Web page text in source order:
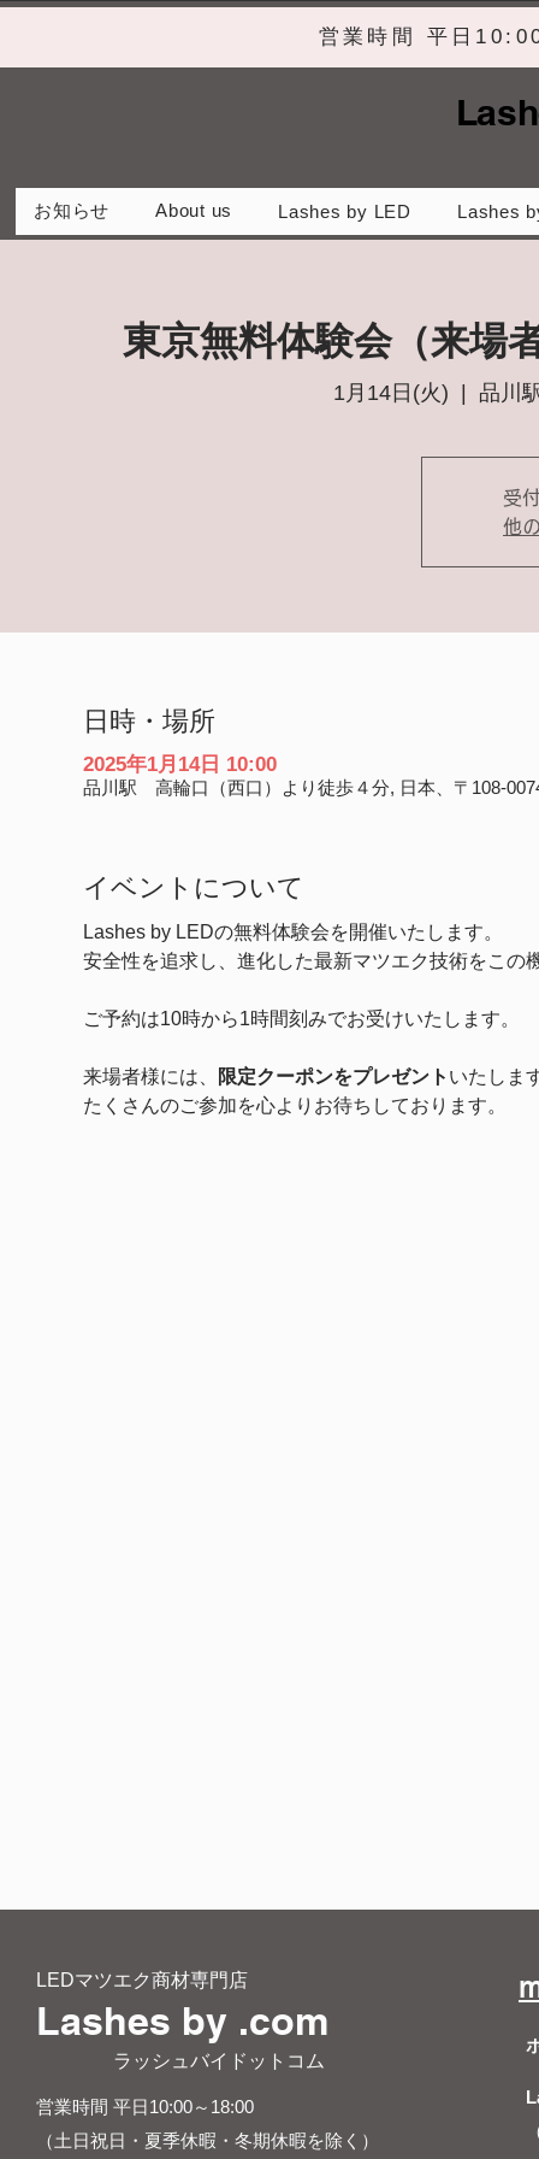
営業時間 平日
お知らせ About us Lashes by LED Lashes
東京無料体験会（来場
1月14日(火)
  |
品川
受
他
日時・場所
2025年1月14日 10:00
品川駅 高輪口（西口）より徒歩４分, 日本、〒108-
イベントについて
Lashes by LEDの無料体験会を開催いたします。
安全性を追求し、進化した最新マツエク技術をこの
ご予約は10時から1時間刻みでお受けいたします。
来場者様には、 限定クーポンをプレゼント いたしま
たくさんのご参加を心よりお待ちしております。
LEDマツエク商材専門店
Lashes by .com
​ ラッシュバイドットコム
営業時間 平日10:00～18:00
（土日祝日・夏季休暇・冬期休暇を除く）